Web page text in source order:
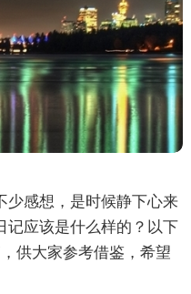
少感想，是时候静下心来
记应该是什么样的？以下
供大家参考借鉴，希望